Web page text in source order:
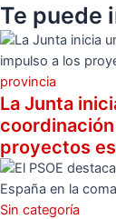
Te puede
provincia
La Junta
proyectos
Sin categoría